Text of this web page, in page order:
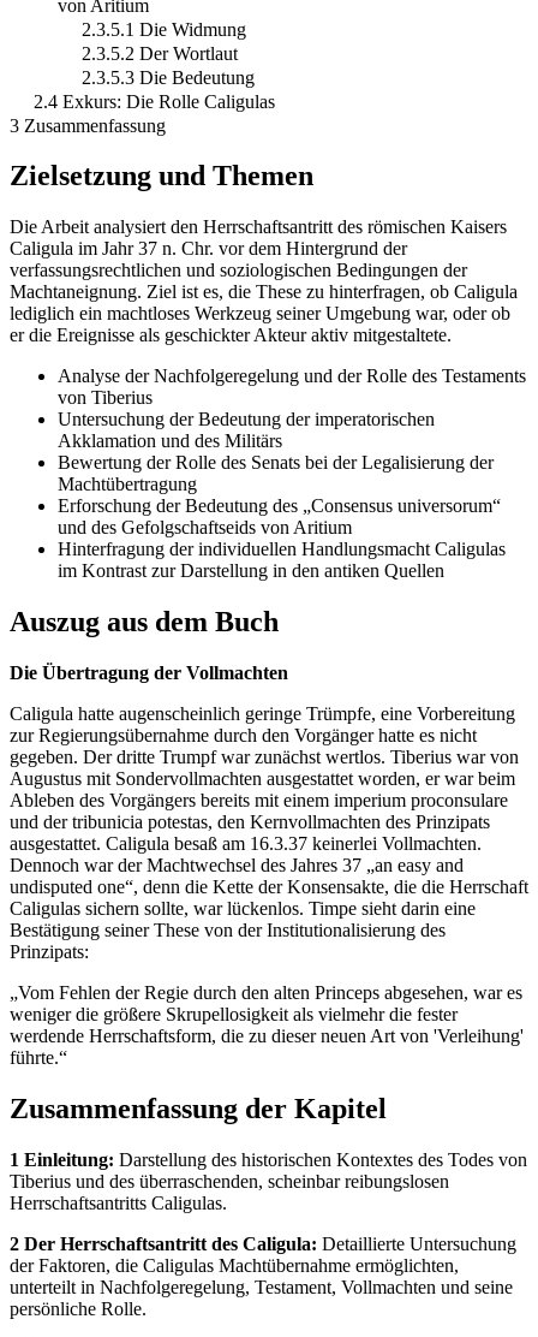
von Aritium
2.3.5.1 Die Widmung
2.3.5.2 Der Wortlaut
2.3.5.3 Die Bedeutung
2.4 Exkurs: Die Rolle Caligulas
3 Zusammenfassung
Zielsetzung und Themen
Die Arbeit analysiert den Herrschaftsantritt des römischen Kaisers
Caligula im Jahr 37 n. Chr. vor dem Hintergrund der
verfassungsrechtlichen und soziologischen Bedingungen der
Machtaneignung. Ziel ist es, die These zu hinterfragen, ob Caligula
lediglich ein machtloses Werkzeug seiner Umgebung war, oder ob
er die Ereignisse als geschickter Akteur aktiv mitgestaltete.
Analyse der Nachfolgeregelung und der Rolle des Testaments
von Tiberius
Untersuchung der Bedeutung der imperatorischen
Akklamation und des Militärs
Bewertung der Rolle des Senats bei der Legalisierung der
Machtübertragung
Erforschung der Bedeutung des „Consensus universorum“
und des Gefolgschaftseids von Aritium
Hinterfragung der individuellen Handlungsmacht Caligulas
im Kontrast zur Darstellung in den antiken Quellen
Auszug aus dem Buch
Die Übertragung der Vollmachten
Caligula hatte augenscheinlich geringe Trümpfe, eine Vorbereitung
zur Regierungsübernahme durch den Vorgänger hatte es nicht
gegeben. Der dritte Trumpf war zunächst wertlos. Tiberius war von
Augustus mit Sondervollmachten ausgestattet worden, er war beim
Ableben des Vorgängers bereits mit einem imperium proconsulare
und der tribunicia potestas, den Kernvollmachten des Prinzipats
ausgestattet. Caligula besaß am 16.3.37 keinerlei Vollmachten.
Dennoch war der Machtwechsel des Jahres 37 „an easy and
undisputed one“, denn die Kette der Konsensakte, die die Herrschaft
Caligulas sichern sollte, war lückenlos. Timpe sieht darin eine
Bestätigung seiner These von der Institutionalisierung des
Prinzipats:
„Vom Fehlen der Regie durch den alten Princeps abgesehen, war es
weniger die größere Skrupellosigkeit als vielmehr die fester
werdende Herrschaftsform, die zu dieser neuen Art von 'Verleihung'
führte.“
Zusammenfassung der Kapitel
1 Einleitung: Darstellung des historischen Kontextes des Todes von
Tiberius und des überraschenden, scheinbar reibungslosen
Herrschaftsantritts Caligulas.
2 Der Herrschaftsantritt des Caligula: Detaillierte Untersuchung
der Faktoren, die Caligulas Machtübernahme ermöglichten,
unterteilt in Nachfolgeregelung, Testament, Vollmachten und seine
persönliche Rolle.